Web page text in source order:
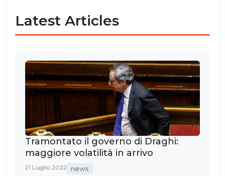
Latest Articles
Tramontato il governo di Draghi:
maggiore volatilità in arrivo
21 Luglio 2022 news